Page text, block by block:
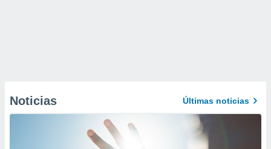
Noticias Últimas noticias